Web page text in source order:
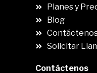
Planes y
Blog
Solicitar
Contáctenos